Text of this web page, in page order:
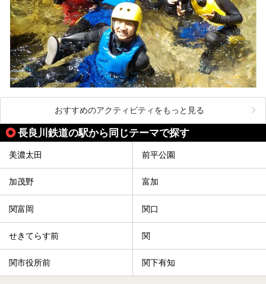
おすすめのアクティビティをもっと見る
長良川鉄道の駅から同じテーマで探す
美濃太田 前平公園
加茂野 富加
関富岡 関口
せきてらす前 関
関市役所前 関下有知